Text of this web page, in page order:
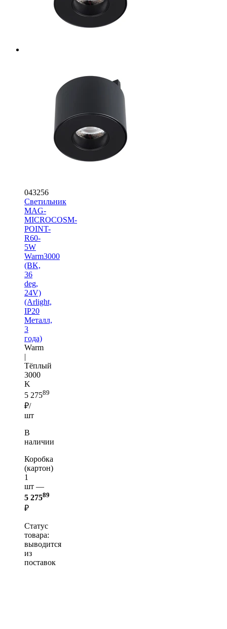
043256
Светильник
MAG-
MICROCOSM-
POINT-
R60-
5W
Warm3000
(BK,
36
deg,
24V)
(Arlight,
IP20
Металл,
3
года)
Warm
|
Тёплый
3000
K
5 27589
₽/
шт
В
наличии
Коробка
(картон)
1
шт —
5 27589
₽
Статус
товара:
выводится
из
поставок